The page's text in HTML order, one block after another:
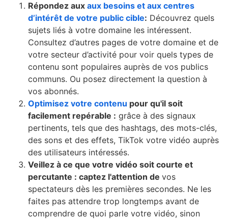
Répondez aux aux besoins et aux centres
d’intérêt de votre public cible: Découvrez quels
sujets liés à votre domaine les intéressent.
Consultez d’autres pages de votre domaine et de
votre secteur d’activité pour voir quels types de
contenu sont populaires auprès de vos publics
communs. Ou posez directement la question à
vos abonnés.
Optimisez votre contenu pour qu'il soit
facilement repérable : grâce à des signaux
pertinents, tels que des hashtags, des mots-clés,
des sons et des effets, TikTok votre vidéo auprès
des utilisateurs intéressés.
Veillez à ce que votre vidéo soit courte et
percutante : captez l'attention de vos
spectateurs dès les premières secondes. Ne les
faites pas attendre trop longtemps avant de
comprendre de quoi parle votre vidéo, sinon